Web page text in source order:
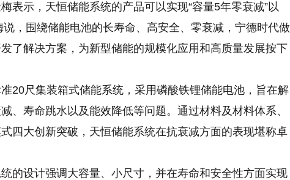
表示，天恒储能系统的产品可以实现“容量5年零衰减”以
说，围绕储能电池的长寿命、高安全、零衰减，宁德时代做
了解决方案，为新型储能的规模化应用和高质量发展按下
20尺集装箱式储能系统，采用磷酸铁锂储能电池，旨在解
、寿命跳水以及能效降低等问题。通过材料及材料体系、
四大创新突破，天恒储能系统在抗衰减方面的表现堪称卓
的设计强调大容量、小尺寸，并在寿命和安全性方面实现